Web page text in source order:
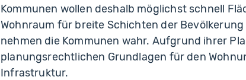
Kommunen wollen deshalb möglichst schnell
Wohnraum für breite Schichten der
nehmen die Kommunen wahr. Aufgrund ihrer
planungsrechtlichen Grundlagen für den
Infrastruktur.